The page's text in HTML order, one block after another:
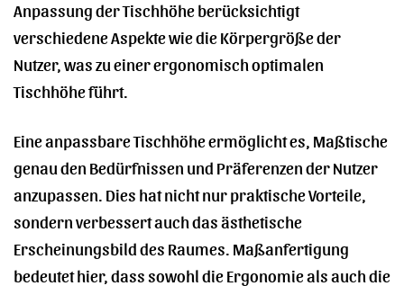
Anpassung der Tischhöhe berücksichtigt
verschiedene Aspekte wie die Körpergröße der
Nutzer, was zu einer ergonomisch optimalen
Tischhöhe führt.
Eine anpassbare Tischhöhe ermöglicht es, Maßtische
genau den Bedürfnissen und Präferenzen der Nutzer
anzupassen. Dies hat nicht nur praktische Vorteile,
sondern verbessert auch das ästhetische
Erscheinungsbild des Raumes. Maßanfertigung
bedeutet hier, dass sowohl die Ergonomie als auch die